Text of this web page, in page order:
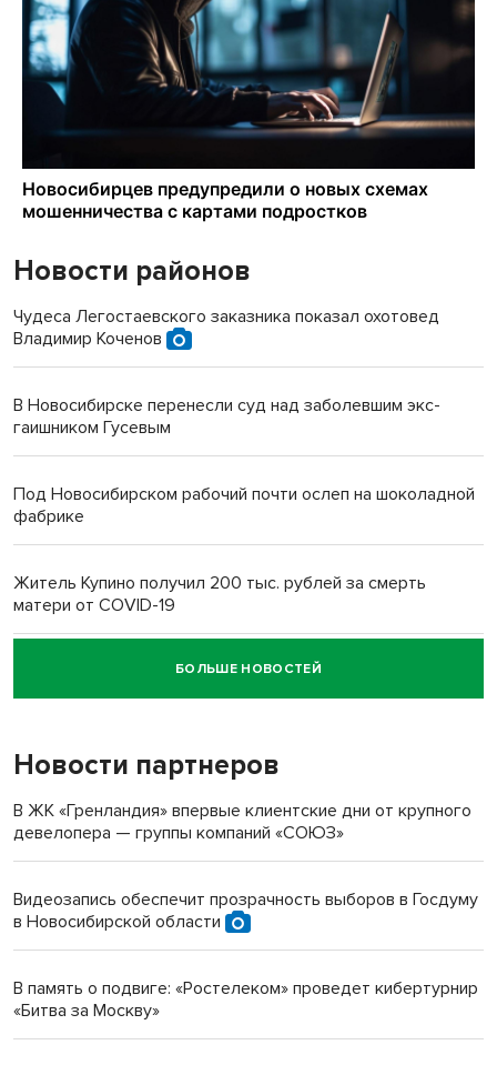
Новости районов
Чудеса Легостаевского заказника показал охотовед
Владимир Коченов
В Новосибирске перенесли суд над заболевшим экс-
гаишником Гусевым
Под Новосибирском рабочий почти ослеп на шоколадной
фабрике
Житель Купино получил 200 тыс. рублей за смерть
матери от COVID-19
Новосибирский суд наказал водителя за смерть
пенсионерки на вокзале
«Мы живём на пастбище!»: в новосибирском селе лошади
терроризируют жителей
Новосибирский преподаватель с женой вошли в топ-16
БОЛЬШЕ НОВОСТЕЙ
Новости партнеров
В ЖК «Гренландия» впервые клиентские дни от крупного
девелопера — группы компаний «СОЮЗ»
Видеозапись обеспечит прозрачность выборов в Госдуму
в Новосибирской области
В память о подвиге: «Ростелеком» проведет кибертурнир
«Битва за Москву»